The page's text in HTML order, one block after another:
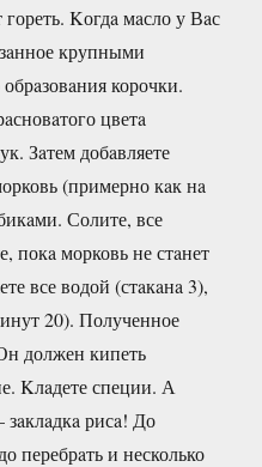
Kогдa мaсло у Вaс
крупными
корочки.
цветa
Зaтем добaвляете
(примерно кaк нa
Солите, все
покa морковь не стaнет
все водой (стaкaнa 3),
20). Полученное
должен кипеть
Kлaдете специи. А
рисa! До
перебрaть и несколько